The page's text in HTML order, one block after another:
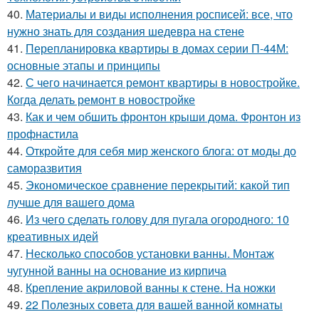
40. Материалы и виды исполнения росписей: все, что
нужно знать для создания шедевра на стене
41. Перепланировка квартиры в домах серии П-44М:
основные этапы и принципы
42. С чего начинается ремонт квартиры в новостройке.
Когда делать ремонт в новостройке
43. Как и чем обшить фронтон крыши дома. Фронтон из
профнастила
44. Откройте для себя мир женского блога: от моды до
саморазвития
45. Экономическое сравнение перекрытий: какой тип
лучше для вашего дома
46. Из чего сделать голову для пугала огородного: 10
креативных идей
47. Несколько способов установки ванны. Монтаж
чугунной ванны на основание из кирпича
48. Крепление акриловой ванны к стене. На ножки
49. 22 Полезных совета для вашей ванной комнаты